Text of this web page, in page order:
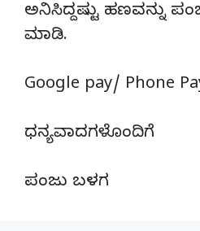
ಅನಿಸಿದ್ದಷ್ಟು ಹಣವನ್ನು
ಮಾಡಿ.
Google pay/ Phone
ಧನ್ಯವಾದಗಳೊಂದಿಗೆ
ಪಂಜು ಬಳಗ